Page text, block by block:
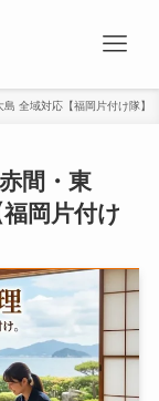
全域対応【福岡片付け隊】
間・東
岡片付け